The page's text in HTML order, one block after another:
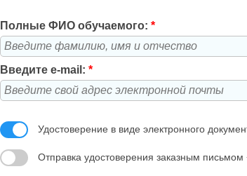
Полные ФИО обучаемого: *
Введите e-mail: *
Удостоверение в виде электронного
Отправка удостоверения заказным письмом